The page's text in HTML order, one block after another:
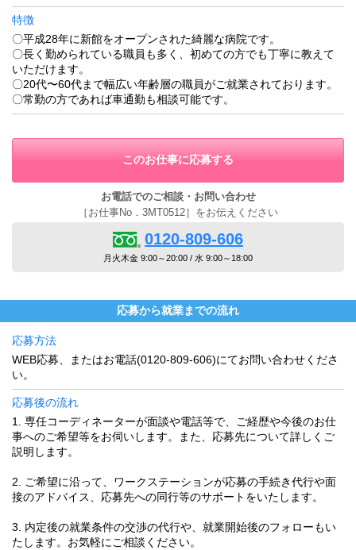
特徴
〇平成28年に新館をオープンされた綺麗な病院です。
〇長く勤められている職員も多く、初めての方でも丁寧に教えて
いただけます。
〇20代〜60代まで幅広い年齢層の職員がご就業されております。
〇常勤の方であれば車通勤も相談可能です。
このお仕事に応募する
お電話でのご相談・お問い合わせ
［お仕事No．3MT0512］をお伝えください
0120-809-606
月火木金 9:00～20:00 / 水 9:00～18:00
応募から就業までの流れ
応募方法
WEB応募、またはお電話(0120-809-606)にてお問い合わせくださ
い。
応募後の流れ
1. 専任コーディネーターが面談や電話等で、ご経歴や今後のお仕
事へのご希望等をお伺いします。また、応募先について詳しくご
説明します。
2. ご希望に沿って、ワークステーションが応募の手続き代行や面
接のアドバイス、応募先への同行等のサポートをいたします。
3. 内定後の就業条件の交渉の代行や、就業開始後のフォローもい
たします。お気軽にご相談ください。